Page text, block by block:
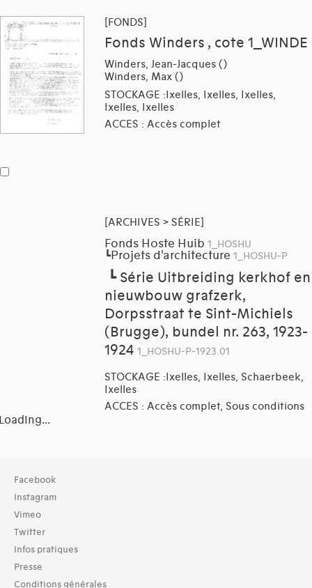
[FONDS]
Fonds Winders , cote 1_WINDE
Winders, Jean-Jacques ()
Winders, Max ()
STOCKAGE :Ixelles, Ixelles, Ixelles,
Ixelles, Ixelles
ACCES : Accès complet
[ARCHIVES > SÉRIE]
Fonds Hoste Huib 1_HOSHU
┗Projets d'architecture 1_HOSHU-P
┗ Série Uitbreiding kerkhof en
nieuwbouw grafzerk,
Dorpsstraat te Sint-Michiels
(Brugge), bundel nr. 263, 1923-
1924 1_HOSHU-P-1923.01
STOCKAGE :Ixelles, Ixelles, Schaerbeek,
Ixelles
ACCES : Accès complet, Sous conditions
Collection
TOUT (123)
Domaines thématiques
01-architecture domestique (40)
02-architecture agricole (6)
03-architecture artisanale et industrielle (23)
04-architecture commerciale et de services (29)
Facebook
Instagram
Vimeo
Twitter
Infos pratiques
Presse
Conditions générales